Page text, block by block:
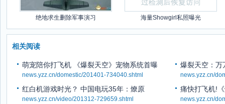
绝地求生删除军事演习 海量Showgirl私照曝光
相关阅读
萌宠陪你打飞机 《爆裂天空》宠物系统首曝
news.yzz.cn/domestic/201401-734040.shtml
爆裂天空：万
news.yzz.cn/
红白机游戏时光？ 中国电玩35年：燎原
news.yzz.cn/video/201312-729659.shtml
痛快打飞机!
news.yzz.cn/